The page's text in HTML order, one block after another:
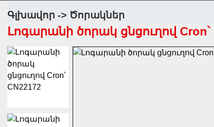
Գլխավոր Ծորակներ
Լոգարանի ծորակ ցնցուղով Cron՝